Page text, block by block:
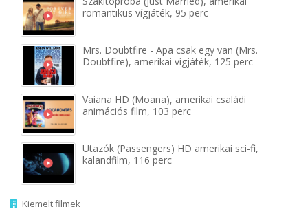
romantikus vígjáték, 95 perc
Mrs. Doubtfire - Apa csak egy van (Mrs.
Doubtfire), amerikai vígjáték, 125 perc
Vaiana HD (Moana), amerikai családi
animációs film, 103 perc
Utazók (Passengers) HD amerikai sci-fi,
kalandfilm, 116 perc
Kiemelt filmek